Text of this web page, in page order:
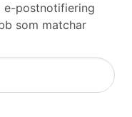
e-postnotifiering
som matchar